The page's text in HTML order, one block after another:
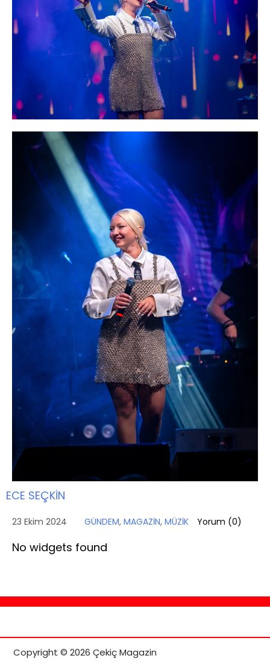
ECE SEÇKİN
23 Ekim 2024 GÜNDEM, MAGAZİN, MÜZİK Yorum (0)
No widgets found
Copyright © 2026 Çekiç Magazin